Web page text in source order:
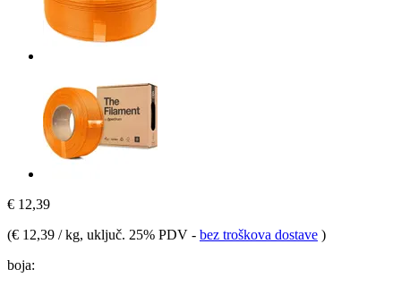
€ 12,39
(€ 12,39 / kg, uključ. 25% PDV - bez troškova dostave )
boja: